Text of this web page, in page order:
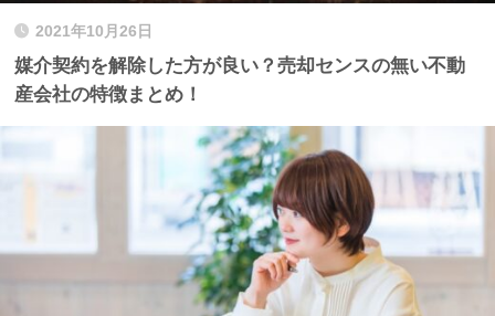
2021年10月26日
媒介契約を解除した方が良い？売却センスの無い不動
産会社の特徴まとめ！